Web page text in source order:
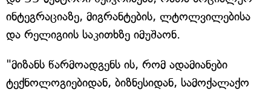
ინტეგრაციაზე, მიგრანტების, ლტოლვილებისა
და რელიგიის საკითხზე იმუშაონ.
"მიზანს წარმოადგენს ის, რომ ადამიანები
ტექნოლოგიებიდან, ბიზნესიდან, სამოქალაქო